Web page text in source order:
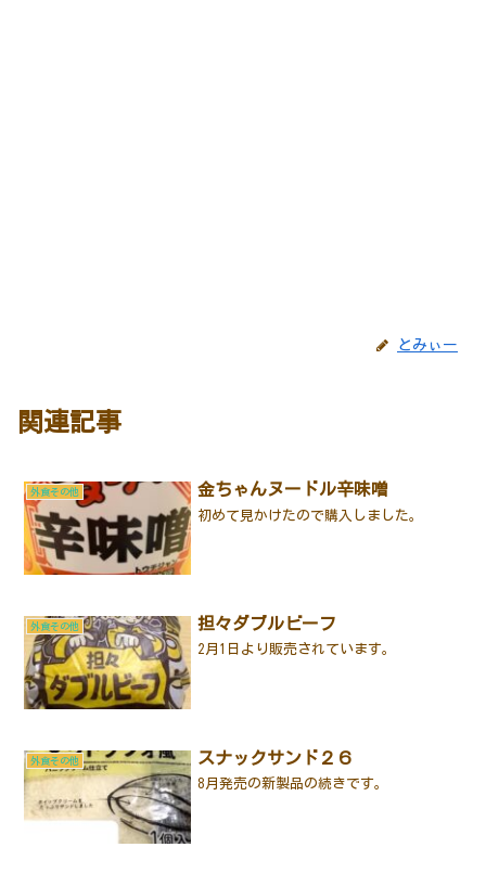
とみぃー
関連記事
外食その他 金ちゃんヌードル辛味噌
初めて見かけたので購入しました。
外食その他 担々ダブルビーフ
2月1日より販売されています。
外食その他 スナックサンド２６
8月発売の新製品の続きです。